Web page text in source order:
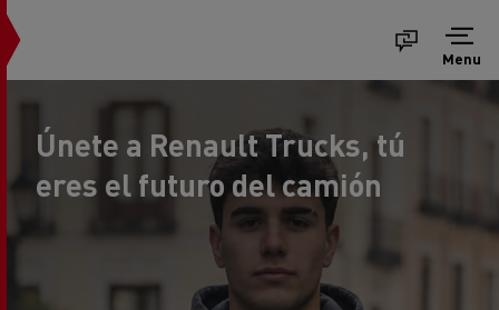
Menu
Únete a Renault Trucks, tú
eres el futuro del camión